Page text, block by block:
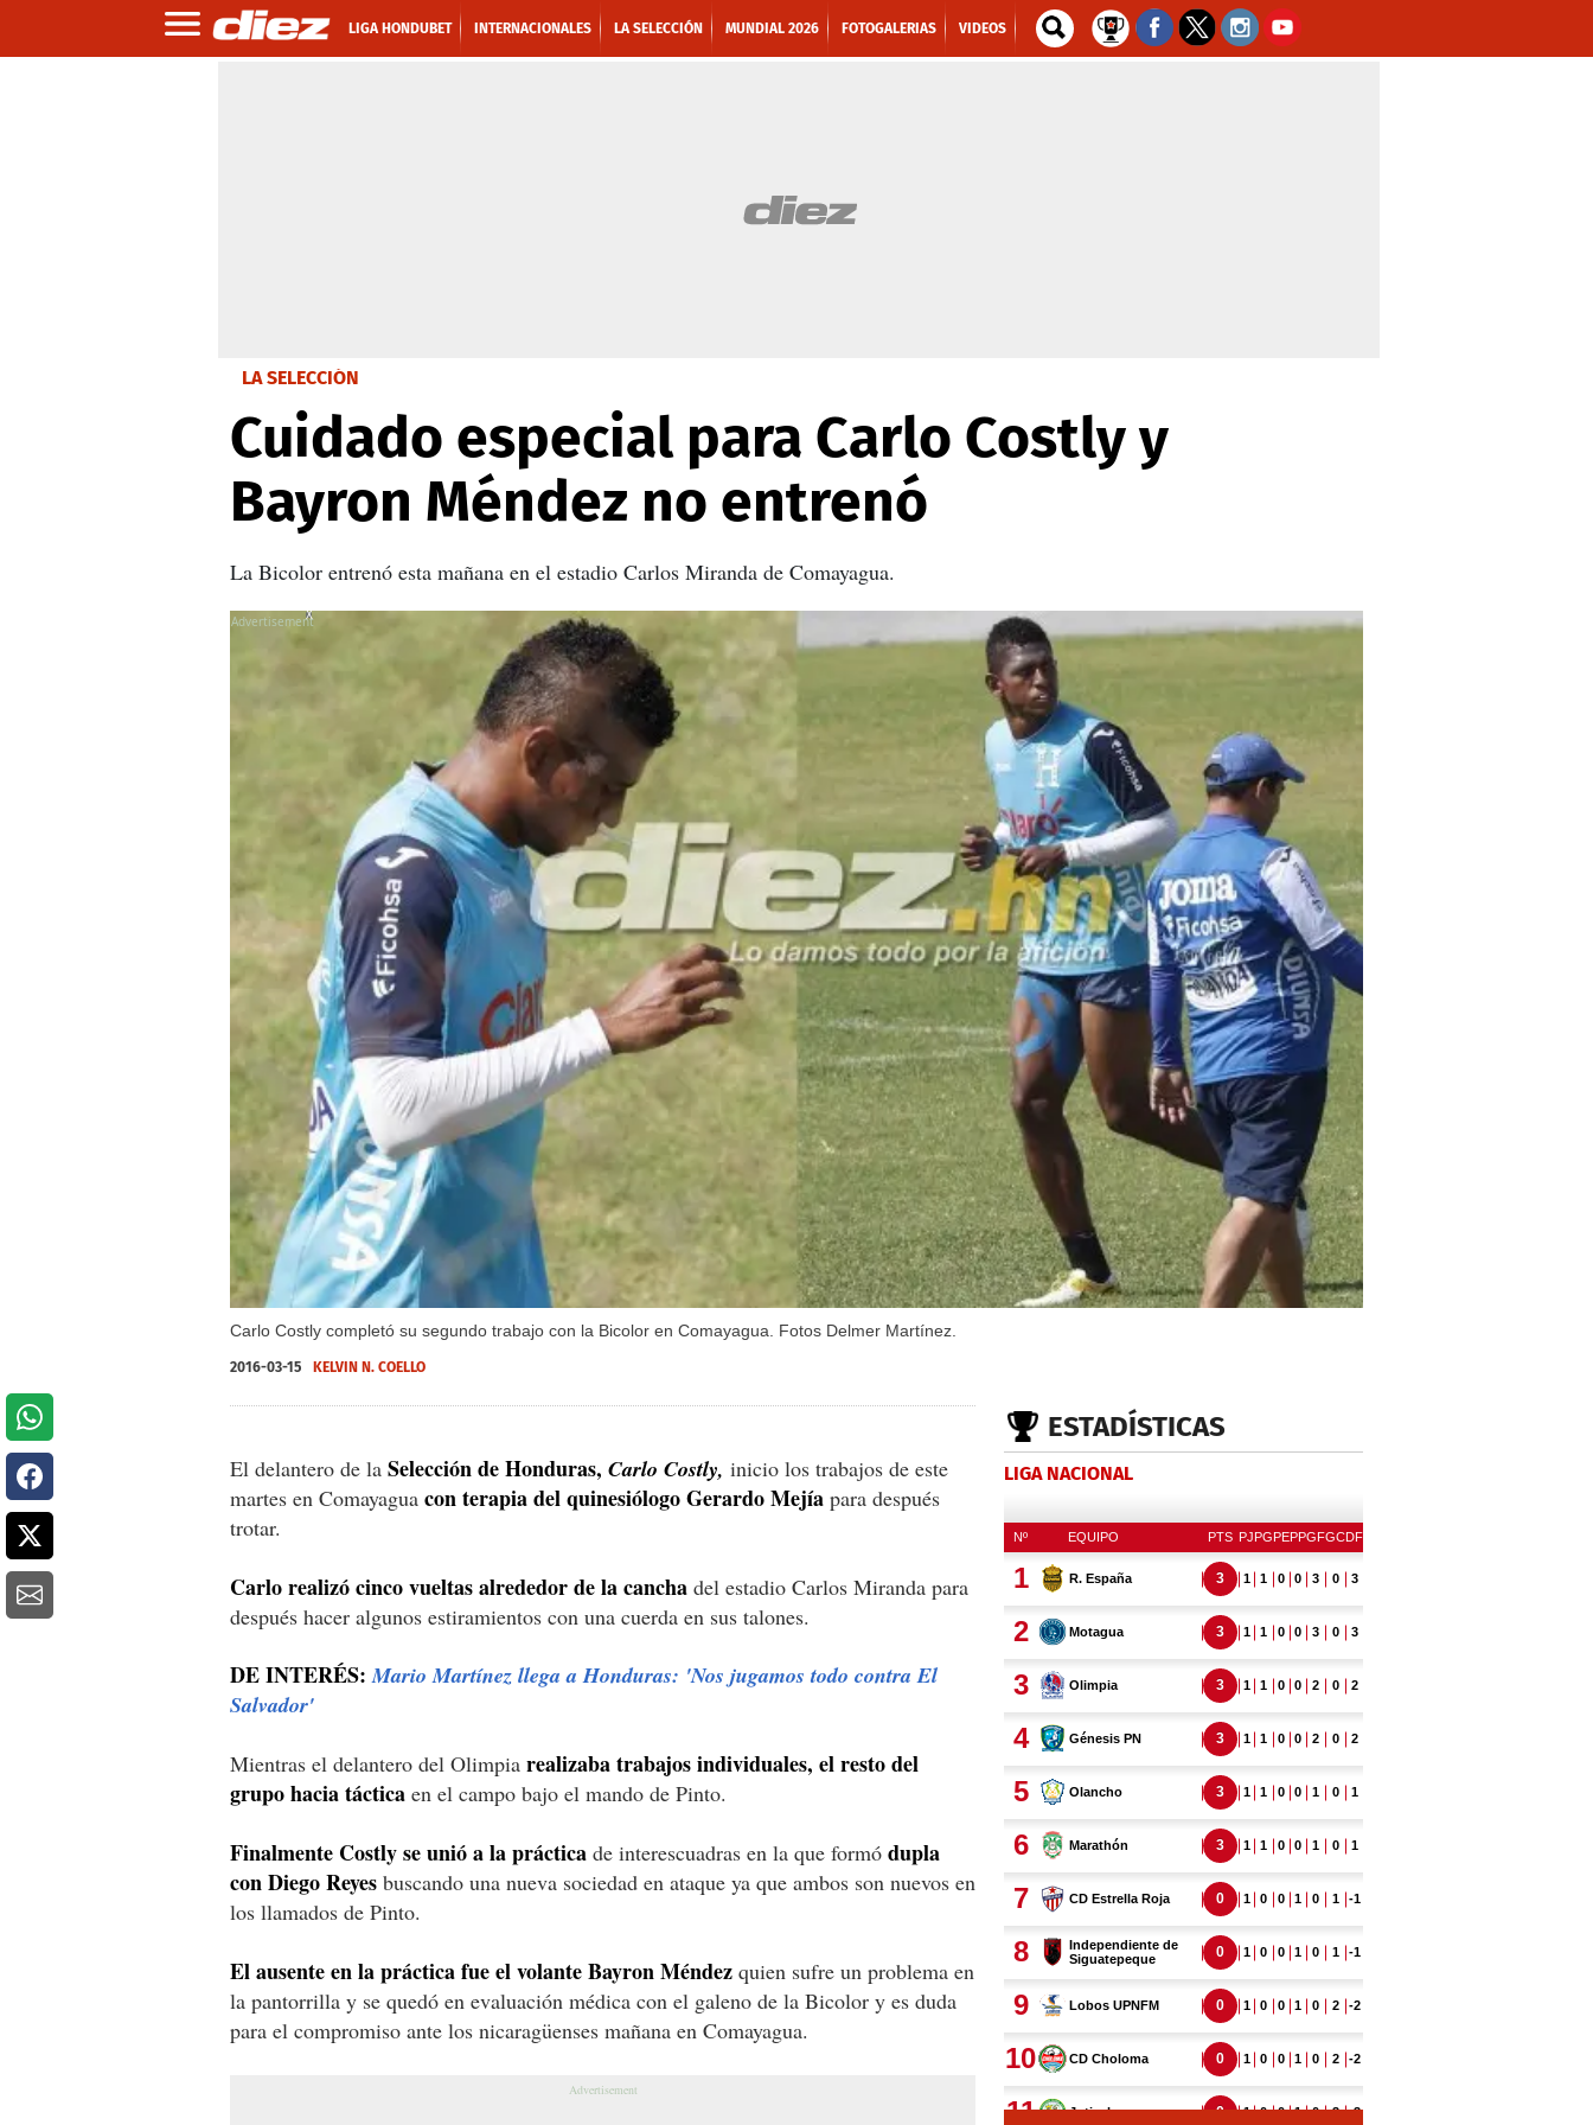
LIGA HONDUBET INTERNACIONALES LA SELECCIÓN MUNDIAL 2026 FOTOGALERIAS VIDEOS
LA SELECCIÓN
Cuidado especial para Carlo Costly y
Bayron Méndez no entrenó
La Bicolor entrenó esta mañana en el estadio Carlos Miranda de Comayagua.
Carlo Costly completó su segundo trabajo con la Bicolor en Comayagua. Fotos Delmer Martínez.
X
2016-03-15 KELVIN N. COELLO
El delantero de la Selección de Honduras, Carlo Costly, inicio los trabajos de este
martes en Comayagua con terapia del quinesiólogo Gerardo Mejía para después
trotar.
Carlo realizó cinco vueltas alrededor de la cancha del estadio Carlos Miranda para
después hacer algunos estiramientos con una cuerda en sus talones.
DE INTERÉS:Mario Martínez llega a Honduras: 'Nos jugamos todo contra El
Salvador'
Mientras el delantero del Olimpia realizaba trabajos individuales, el resto del
grupo hacia táctica en el campo bajo el mando de Pinto.
Finalmente Costly se unió a la práctica de interescuadras en la que formó dupla
con Diego Reyes buscando una nueva sociedad en ataque ya que ambos son nuevos en
los llamados de Pinto.
El ausente en la práctica fue el volante Bayron Méndez quien sufre un problema en
la pantorrilla y se quedó en evaluación médica con el galeno de la Bicolor y es duda
para el compromiso ante los nicaragüenses mañana en Comayagua.
ESTADÍSTICAS
LIGA NACIONAL